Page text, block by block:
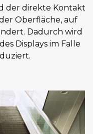
der direkte Kontakt
Oberfläche, auf
Dadurch wird
Displays im Falle